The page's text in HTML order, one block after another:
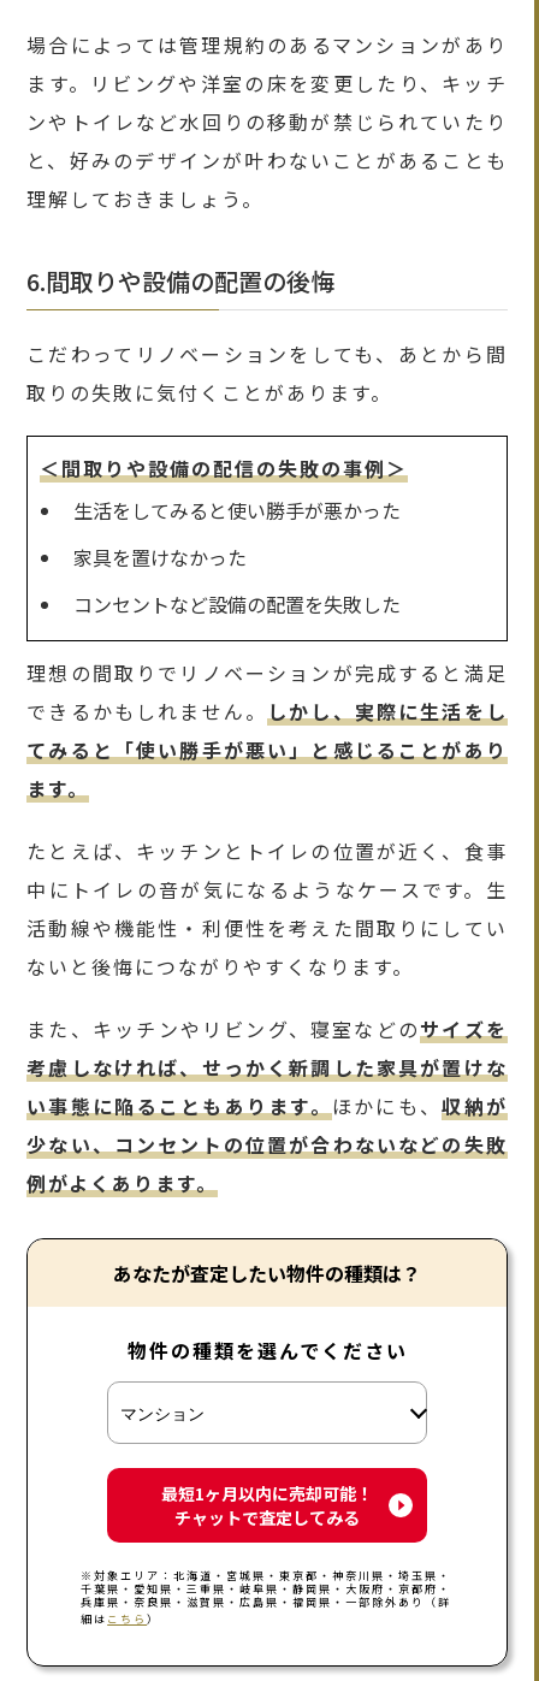
場合によっては管理規約のあるマンションがあり
ます。リビングや洋室の床を変更したり、キッチ
ンやトイレなど水回りの移動が禁じられていたり
と、好みのデザインが叶わないことがあることも
理解しておきましょう。
6.間取りや設備の配置の後悔
こだわってリノベーションをしても、あとから間
取りの失敗に気付くことがあります。
＜間取りや設備の配信の失敗の事例＞
生活をしてみると使い勝手が悪かった
家具を置けなかった
コンセントなど設備の配置を失敗した
理想の間取りでリノベーションが完成すると満足
できるかもしれません。しかし、実際に生活をし
てみると「使い勝手が悪い」と感じることがあり
ます。
たとえば、キッチンとトイレの位置が近く、食事
中にトイレの音が気になるようなケースです。生
活動線や機能性・利便性を考えた間取りにしてい
ないと後悔につながりやすくなります。
また、キッチンやリビング、寝室などのサイズを
考慮しなければ、せっかく新調した家具が置けな
い事態に陥ることもあります。ほかにも、収納が
少ない、コンセントの位置が合わないなどの失敗
例がよくあります。
あなたが査定したい物件の種類は？
物件の種類を選んでください
最短1ヶ月以内に売却可能！
チャットで査定してみる
※対象エリア：北海道・宮城県・東京都・神奈川県・埼玉県・
千葉県・愛知県・三重県・岐阜県・静岡県・大阪府・京都府・
兵庫県・奈良県・滋賀県・広島県・福岡県・一部除外あり（詳
細は こちら）